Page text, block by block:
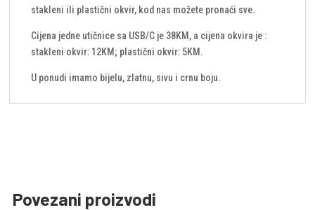
stakleni ili plastični okvir, kod nas možete pronaći sve.
Cijena jedne utičnice sa USB/C je 38KM, a cijena okvira je :
stakleni okvir: 12KM; plastični okvir: 5KM.
U ponudi imamo bijelu, zlatnu, sivu i crnu boju.
Povezani proizvodi